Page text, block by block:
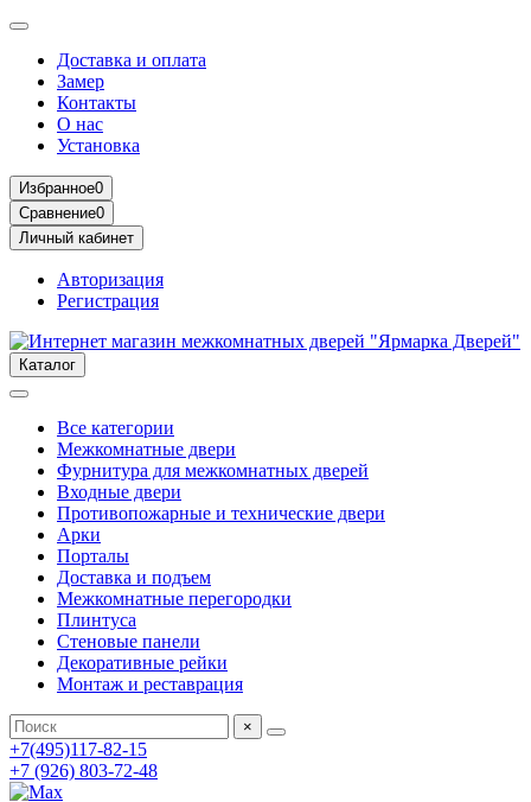
Доставка и оплата
Замер
Контакты
О нас
Установка
Избранное0
Сравнение0
Личный кабинет
Авторизация
Регистрация
Каталог
Все категории
Межкомнатные двери
Фурнитура для межкомнатных дверей
Входные двери
Противопожарные и технические двери
Арки
Порталы
Доставка и подъем
Межкомнатные перегородки
Плинтуса
Стеновые панели
Декоративные рейки
Монтаж и реставрация
×
+7(495)117-82-15
+7 (926) 803-72-48